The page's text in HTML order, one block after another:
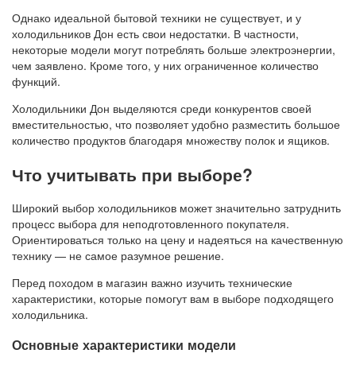
Однако идеальной бытовой техники не существует, и у
холодильников Дон есть свои недостатки. В частности,
некоторые модели могут потреблять больше электроэнергии,
чем заявлено. Кроме того, у них ограниченное количество
функций.
Холодильники Дон выделяются среди конкурентов своей
вместительностью, что позволяет удобно разместить большое
количество продуктов благодаря множеству полок и ящиков.
Что учитывать при выборе?
Широкий выбор холодильников может значительно затруднить
процесс выбора для неподготовленного покупателя.
Ориентироваться только на цену и надеяться на качественную
технику — не самое разумное решение.
Перед походом в магазин важно изучить технические
характеристики, которые помогут вам в выборе подходящего
холодильника.
Основные характеристики модели